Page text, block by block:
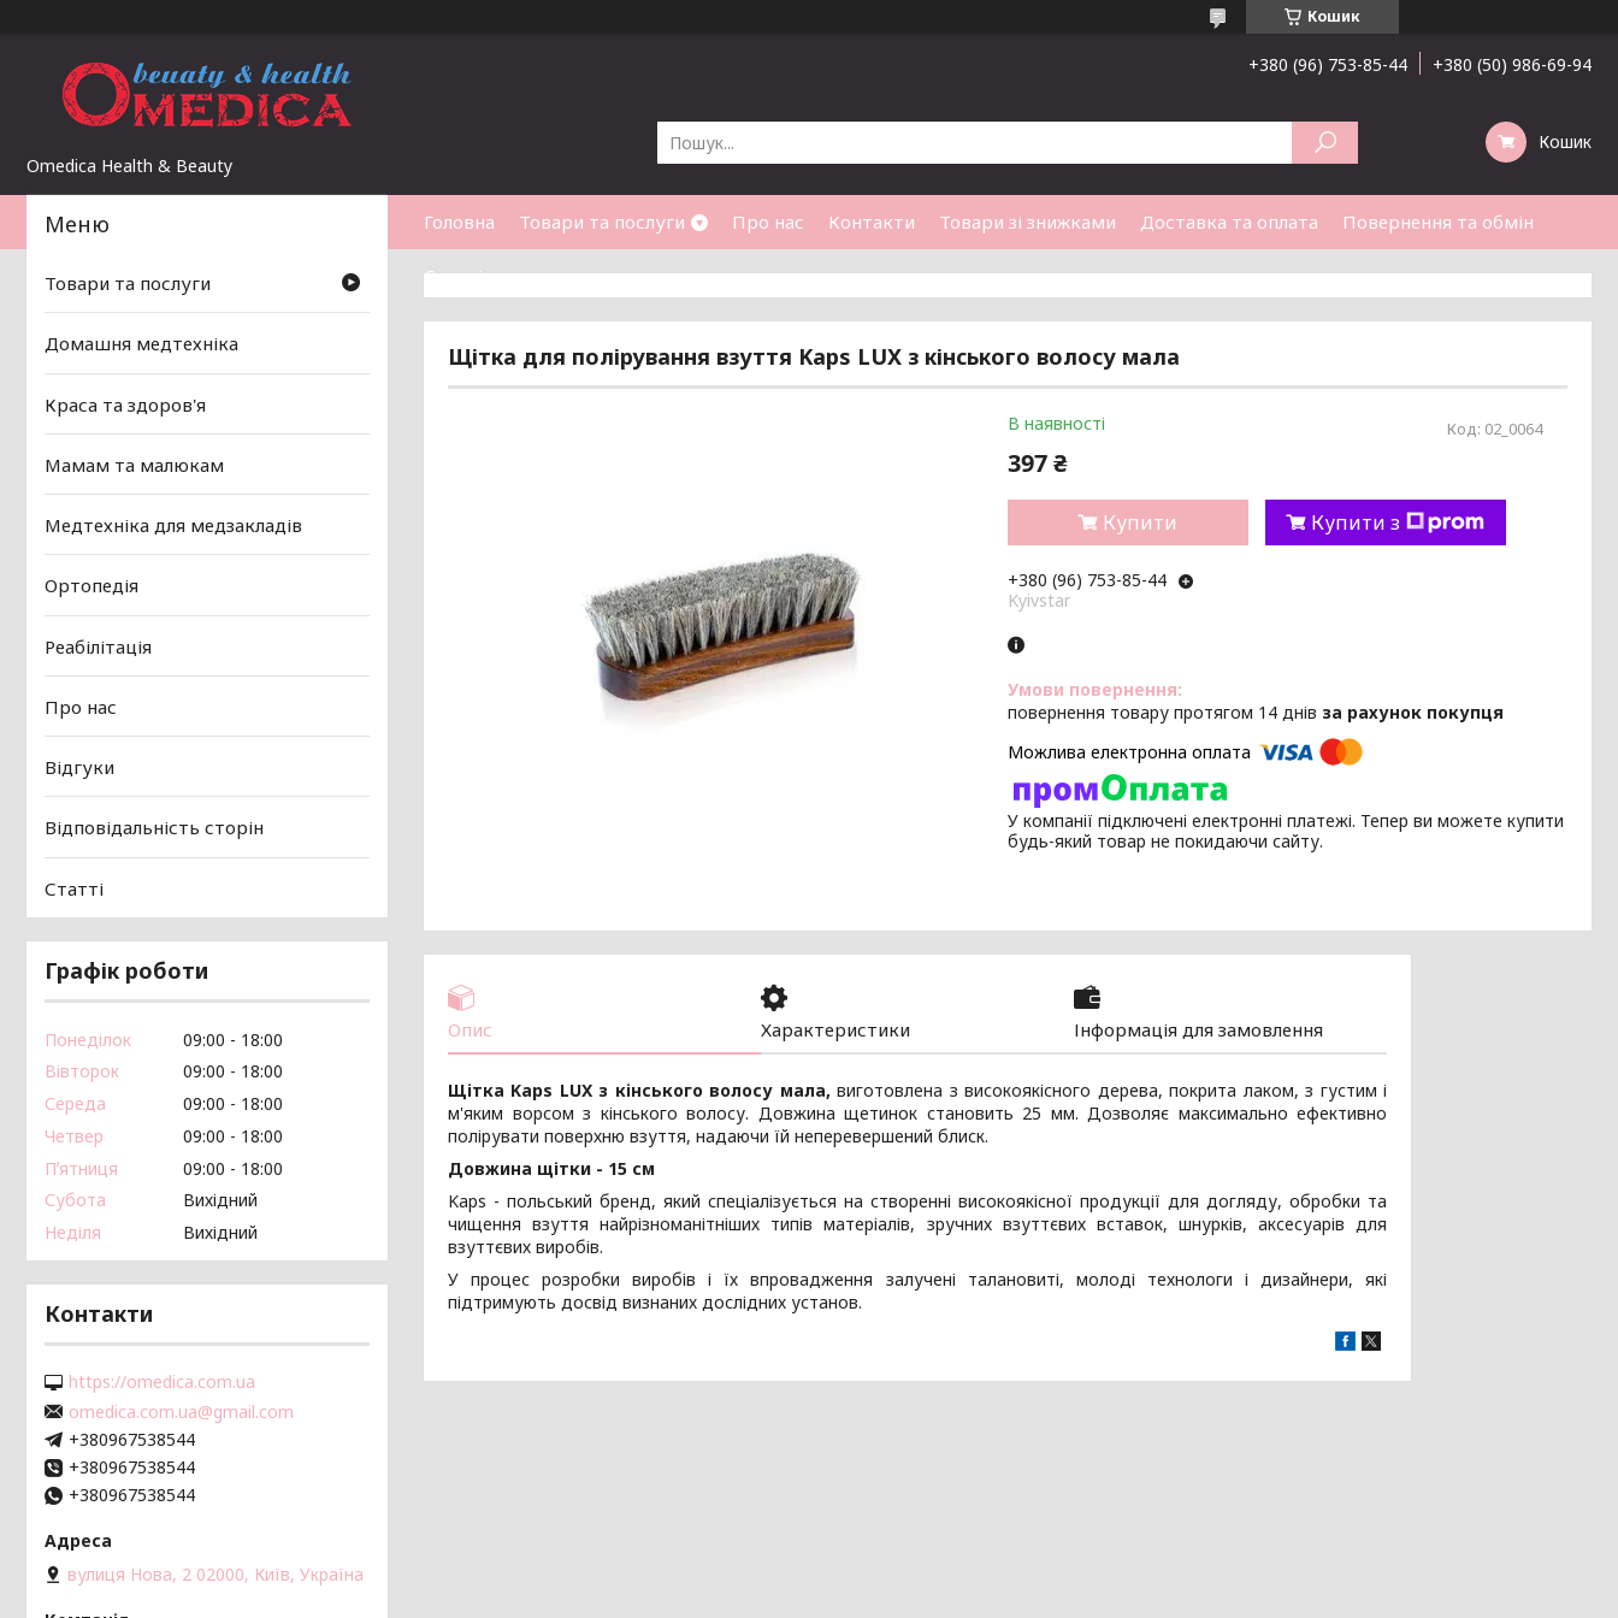
Кошик
Omedica Health & Beauty
+380 (96) 753-85-44 +380 (50) 986-69-94
Кошик
Головна Товари та послуги Про нас Контакти Товари зі знижками Доставка та оплата Повернення та обмін
Статті
Щітка для полірування взуття Kaps LUX з кінського волосу мала
В наявності Код: 02_0064
397 ₴
Купити Купити з
+380 (96) 753-85-44
Kyivstar
повернення товару протягом 14 днів за рахунок покупця
У компанії підключені електронні платежі. Тепер ви можете купити
будь-який товар не покидаючи сайту.
Опис Характеристики Інформація для замовлення
Щітка Kaps LUX з кінського волосу мала, виготовлена з високоякісного дерева, покрита лаком, з густим і
м'яким ворсом з кінського волосу. Довжина щетинок становить 25 мм. Дозволяє максимально ефективно
полірувати поверхню взуття, надаючи їй неперевершений блиск.
Довжина щітки - 15 см
Kaps - польський бренд, який спеціалізується на створенні високоякісної продукції для догляду, обробки та
чищення взуття найрізноманітніших типів матеріалів, зручних взуттєвих вставок, шнурків, аксесуарів для
взуттєвих виробів.
У процес розробки виробів і їх впровадження залучені талановиті, молоді технологи і дизайнери, які
підтримують досвід визнаних дослідних установ.
Товари та послуги
Домашня медтехніка
Краса та здоров'я
Мамам та малюкам
Медтехніка для медзакладів
Ортопедія
Реабілітація
Про нас
Відгуки
Відповідальність сторін
Статті
Графік роботи
Понеділок 09:00
18:00
Вівторок
09:00
18:00
Середа
09:00
18:00
Четвер
09:00
18:00
Пʼятниця
09:00
18:00
Субота
Вихідний
Неділя
Вихідний
Контакти
https://omedica.com.ua
omedica.com.ua@gmail.com
+380967538544
+380967538544
+380967538544
вулиця Нова, 2 02000, Київ, Україна